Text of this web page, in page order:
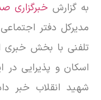
به گزارش خبرگزاری
مدیرکل دفتر
تلفنی با بخش خبری
اسکان و پذیرایی در
شهید انقلاب خبر